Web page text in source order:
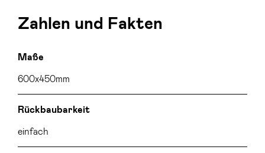
Zahlen und Fakten
Maße
600x450mm
Rückbaubarkeit
einfach